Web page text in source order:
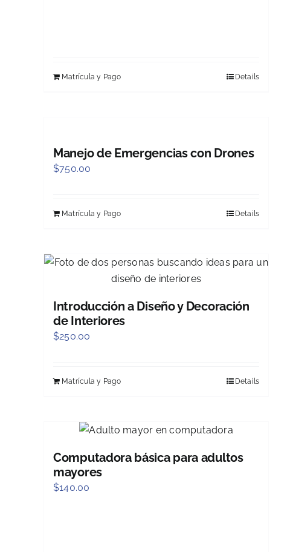
Matrícula y Pago Details
Manejo de Emergencias con Drones
$750.00
Matrícula y Pago Details
Introducción a Diseño y Decoración
de Interiores
$250.00
Matrícula y Pago Details
Computadora básica para adultos
mayores
$140.00